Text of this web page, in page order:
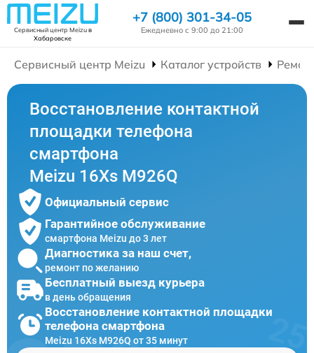
Сервисный центр Meizuв
Хабаровске
+7 (800) 301-34-05
Ежедневно с 9:00 до 21:00
Сервисный центр Meizu Каталог устройств
Восстановление контактной
площадки телефона
смартфона
Meizu 16Xs M926Q
Официальный сервис
Гарантийное обслуживание
смартфона Meizu до 3 лет
Диагностика за наш счет,
ремонт по желанию
Бесплатный выезд курьера
в день обращения
Восстановление контактной площадки
телефона смартфона
Meizu 16Xs M926Q от 35 минут